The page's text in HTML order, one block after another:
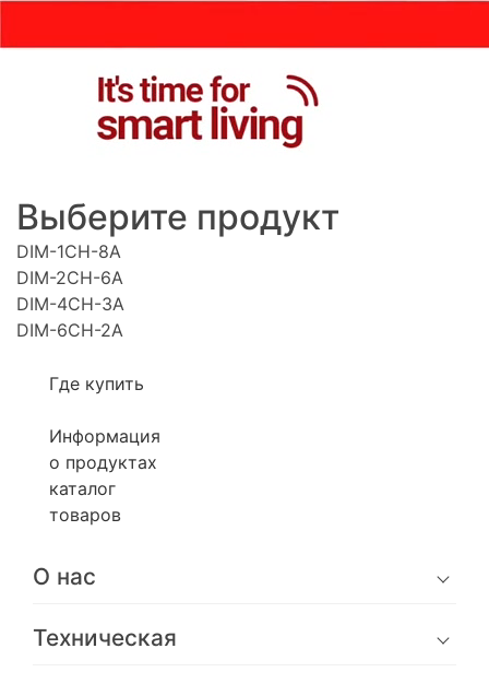
Выберите продукт
DIM-1CH-8A
DIM-2CH-6A
DIM-4CH-3A
DIM-6CH-2A
Где купить
Информация
о продуктах
каталог
товаров
О нас
Техническая